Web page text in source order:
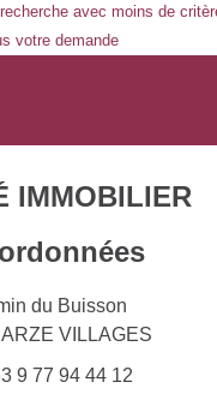
avec moins de
votre demande
IMMOBILIER
du Buisson
VILLAGES
9 77 94 44 12